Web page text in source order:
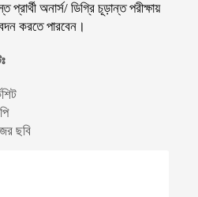
অনার্স/ ডিগ্রি চূড়ান্ত পরীক্ষায়
করতে পারবেন।
ছবি